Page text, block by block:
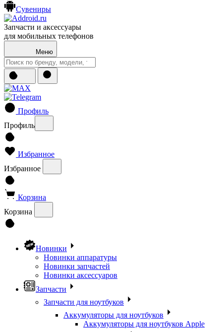
Сувениры
Запчасти и аксессуары
для мобильных телефонов
Меню
Профиль
Профиль
Избранное
Избранное
Корзина
Корзина
Новинки
Новинки аппаратуры
Новинки запчастей
Новинки аксессуаров
Запчасти
Запчасти для ноутбуков
Аккумуляторы для ноутбуков
Аккумуляторы для ноутбуков Apple